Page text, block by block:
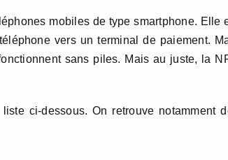
mobiles de type smartphone. Elle
vers un terminal de paiement.
sans piles. Mais au juste, la
ci-dessous. On retrouve notamment